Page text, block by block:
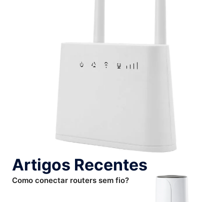
Artigos Recentes
Como conectar routers sem fio?